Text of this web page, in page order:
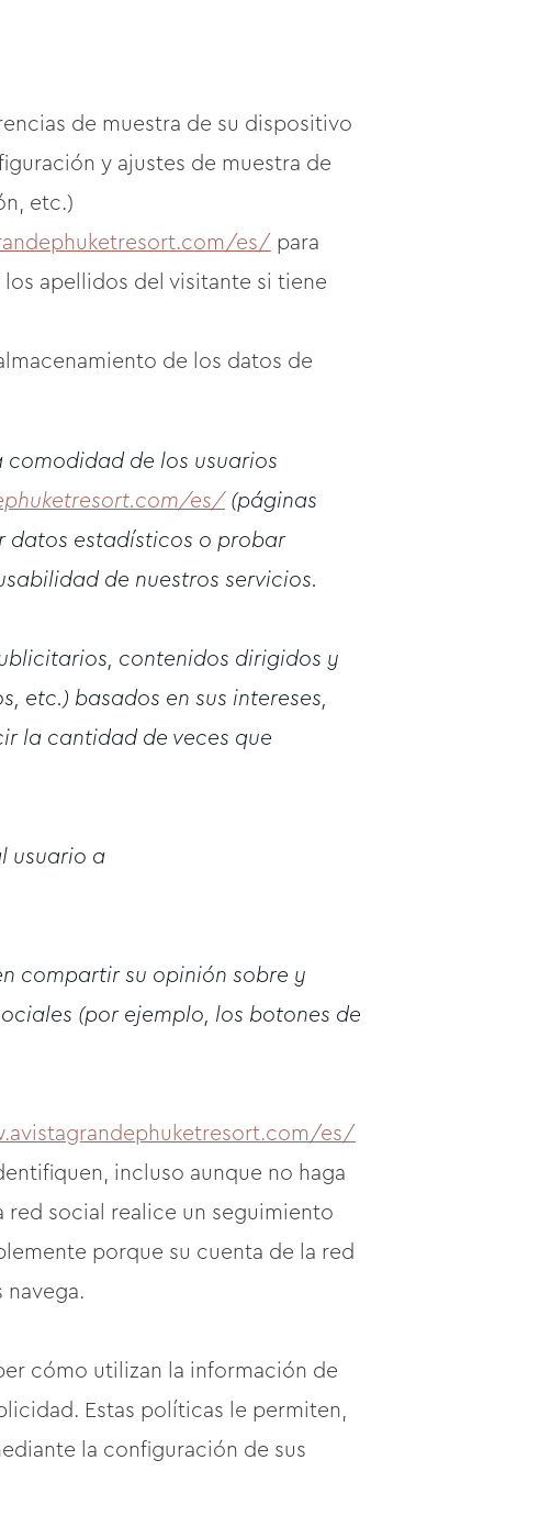
de muestra de su dispositivo
y ajustes de muestra de
etc.)
es/para
apellidos del visitante si tiene
de los datos de
de los usuarios
es/(páginas
datos estadísticos o probar
de nuestros servicios.
contenidos dirigidos y
etc.) basados en sus intereses,
la cantidad de veces que
usuario a
compartir su opinión sobre y
(por ejemplo, los botones de
es/
incluso aunque no haga
social realice un seguimiento
porque su cuenta de la red
cómo utilizan la información de
Estas políticas le permiten,
la configuración de sus